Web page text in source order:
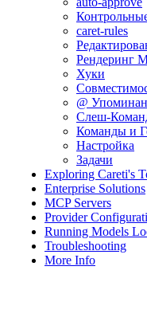
caret-rules
Рендеринг
Хуки
@
Слеш-
Команды и
Настройка
Задачи
Exploring Careti's
Enterprise Solutions
MCP Servers
Provider
Running Models
Troubleshooting
More Info